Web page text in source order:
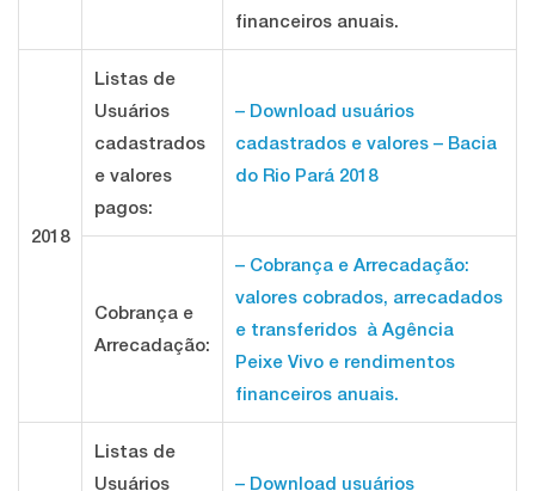
financeiros anuais.
2018
Listas de
Usuários
cadastrados
e valores
pagos:
– Download usuários
cadastrados e valores – Bacia
do Rio Pará 2018
Cobrança e
Arrecadação:
– Cobrança e Arrecadação:
valores cobrados, arrecadados
e transferidos à Agência
Peixe Vivo e rendimentos
financeiros anuais.
Listas de
Usuários
– Download usuários